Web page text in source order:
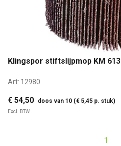
Klingspor stiftslijpmop KM
Art: 12980
€ 54,50 doos van 10 (€ 5,45 p. stuk)
Excl. BTW
1